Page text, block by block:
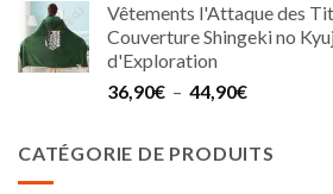
prix :
22,90€
40,90€
Vêtements l'Attaque des
Couverture Shingeki no
d'Exploration
36,90€ – 44,90€Plage
36,90€
CATÉGORIE DE PRODUITS